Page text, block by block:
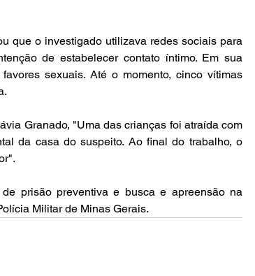
que o investigado utilizava redes sociais para
de estabelecer contato íntimo. Em sua
sexuais. Até o momento, cinco vítimas
Granado, "Uma das crianças foi atraída com
da casa do suspeito. Ao final do trabalho, o
prisão preventiva e busca e apreensão na
Militar de Minas Gerais.